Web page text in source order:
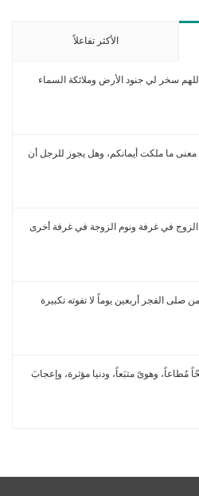
الأكثر تفاعلاً
سخر لي جنود الأرض وملائكة السماء
ما ملكت أيمانكم، وهل يجوز للرجل أن
في غرفة ونوم الزوجة في غرفة أخرى
الفجر أربعين يوماً لا تفوته تكبيرة
مُطاعاً، وهوىً متبَعاً، ودنيا مؤثرة، وإعجابَ